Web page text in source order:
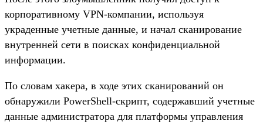
корпоративному VPN-компании, используя
украденные учетные данные, и начал сканирование
внутренней сети в поисках конфиденциальной
информации.
По словам хакера, в ходе этих сканирований он
обнаружили PowerShell-скрипт, содержавший учетные
данные администратора для платформы управления